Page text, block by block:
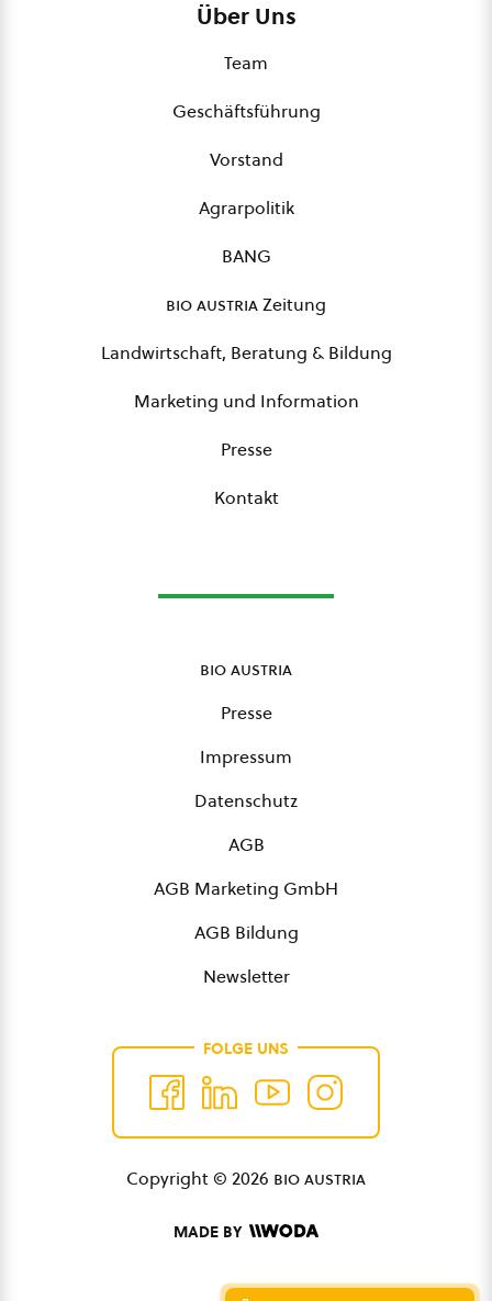
Über Uns
Team
Geschäftsführung
Vorstand
Agrarpolitik
BANG
bio austriaZeitung
Landwirtschaft, Beratung & Bildung
Marketing und Information
Presse
Kontakt
bio austria
Presse
Impressum
Datenschutz
AGB
AGB Marketing GmbH
AGB Bildung
Newsletter
FOLGE UNS
Copyright © 2026 bio austria
MADE BY